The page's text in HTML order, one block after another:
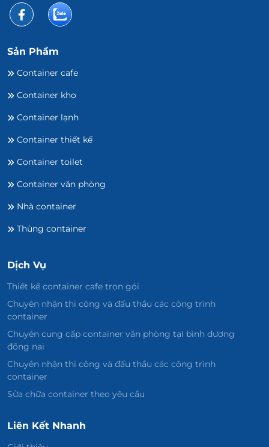
Sản Phẩm
Container cafe
Container kho
Container lạnh
Container thiết kế
Container toilet
Container văn phòng
Nhà container
Thùng container
Dịch Vụ
Thiết kế container cafe trọn gói
Chuyên nhận thi công và đấu thầu các công trình
container
Chuyên cung cấp container văn phòng tạI bình dương
đồng nai
Chuyên nhận thi công và đấu thầu các công trình
container
Sửa chữa container theo yêu cầu
Liên Kết Nhanh